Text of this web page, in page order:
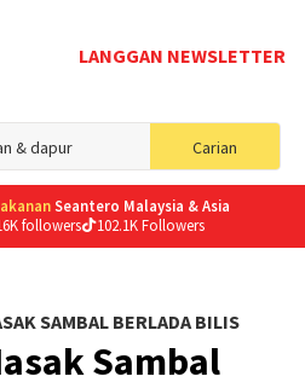
LANGGAN NEWSLETTER
Carian
for:
Seantero Malaysia & Asia
followers 102.1K Followers
SAMBAL BERLADA BILIS
Sambal